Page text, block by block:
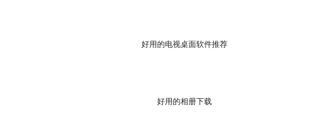
好用的电视桌面软件推荐
好用的相册下载